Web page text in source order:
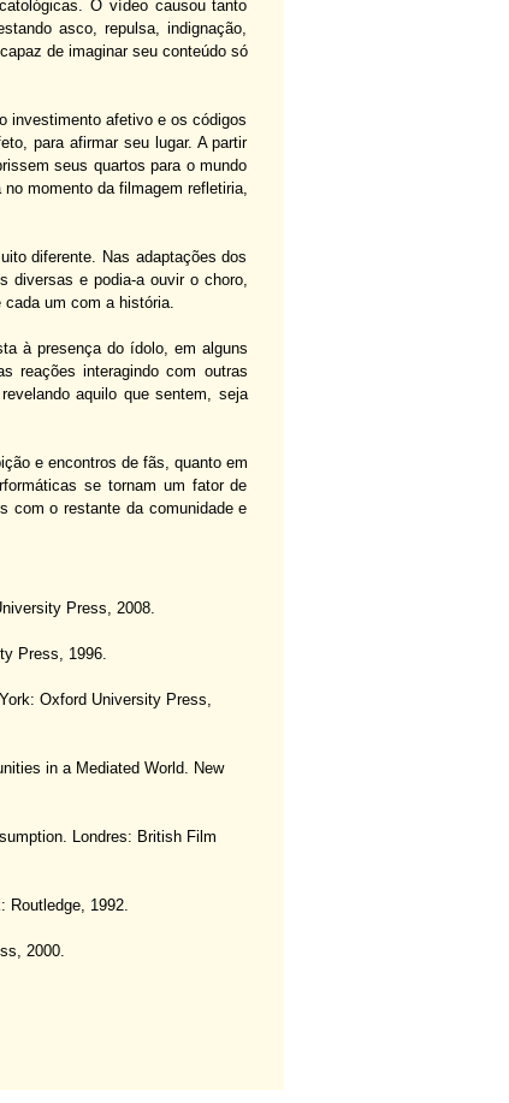
O vídeo causou tanto
asco, repulsa, indignação,
de imaginar seu conteúdo só
investimento afetivo e os códigos
para afirmar seu lugar. A partir
seus quartos para o mundo
momento da filmagem refletiria,
diferente. Nas adaptações dos
diversas e podia-a ouvir o choro,
um com a história.
à presença do ídolo, em alguns
reações interagindo com outras
aquilo que sentem, seja
e encontros de fãs, quanto em
se tornam um fator de
com o restante da comunidade e
Press, 2008.
Press, 1996.
Oxford University Press,
in a Mediated World. New
Londres: British Film
Routledge, 1992.
2000.